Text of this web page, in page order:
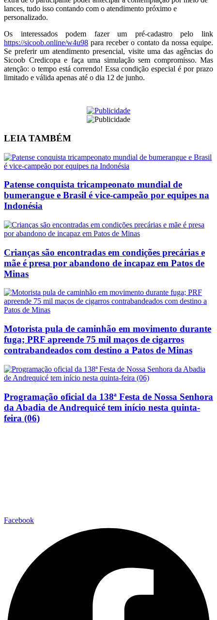
lances, tudo isso contando com o atendimento próximo e
personalizado.
Os interessados podem fazer um pré-cadastro pelo link
https://sicoob.online/w4u98 para receber o contato da nossa equipe.
Se preferir um atendimento presencial, visite uma das agências do
Sicoob Credicopa e faça uma simulação sem compromisso. Mas
atenção: o tempo está correndo! Essa condição especial é por prazo
limitado e válida apenas até o dia 12 de junho.
LEIA TAMBÉM
Patense conquista tricampeonato mundial de
bumerangue e Brasil é vice-campeão por equipes na
Indonésia
Crianças são encontradas em condições precárias e
mãe é presa por abandono de incapaz em Patos de
Minas
Motorista pula de caminhão em movimento durante
fuga; PRF apreende 75 mil maços de cigarros
contrabandeados com destino a Patos de Minas
Programação oficial da 138ª Festa de Nossa Senhora
da Abadia de Andrequicé tem início nesta quinta-
feira (06)
Facebook